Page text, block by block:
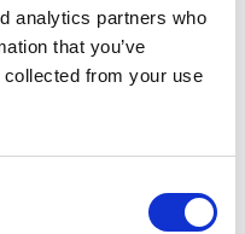
analytics partners who
that you’ve
collected from your use
alta tecnologia in
climatiche è una vera
soltanto da Aprile a
gli operai dalle
riscaldamento e –